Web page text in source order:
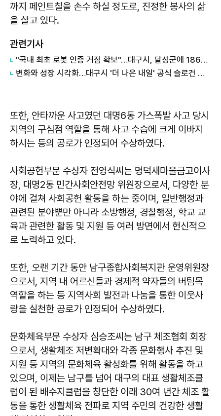
까지 페인트칠을 손수 하실 정도로, 진정한 봉사의 삶
을 살고 있다.
관련기사
"국내 최초 로봇 인증 거점 확보"…대구시, 달성군에 186억 투입해 휴머노이드 센터 구축
변화와 성장 시각화…대구시 '더 나은 내일' 공식 슬로건 디자인 공개
또한, 안타까운 사고였던 대명6동 가스폭발 사고 당시
지역의 구심점 역할을 통해 사고 수습에 크게 이바지
하시는 등의 공로가 인정되어 수상하였다.
사회공헌부문 수상자 전영식씨는 명덕새마을금고이사
장, 대명2동 민간사회안전망 위원장으로서, 다양한 분
야에 걸쳐 사회공헌 활동을 하는 중이며, 일반행정과
관련된 분야뿐만 아니라 소방행정, 경찰행정, 학교 교
육과 관련한 활동 및 지원 등 여러 방면에서 헌신적으
로 노력하고 있다.
또한, 오랜 기간 동안 남구종합사회복지관 운영위원장
으로서, 지역 내 어르신들과 경제적 약자들의 버팀목
역할을 하는 등 지역사회 발전과 나눔을 통한 이웃사
랑을 실천한 공로가 인정되어 수상하였다.
문화체육부문 수상자 심승조씨는 남구 체조협회 회장
으로서, 생활체조 저변확대와 각종 문화행사 추진 및
지원 등 지역의 문화체육 활성화를 위해 활동을 하고
있으며, 이제는 남구를 넘어 대구의 대표 생활체조클
럽이 된 배수지클럽을 창단한 이래 30여 년간 체조 활
동을 통한 생활체육 전파로 지역 주민의 건강한 생활